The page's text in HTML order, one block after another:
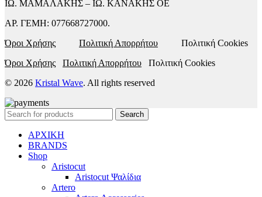
ΙΩ. ΜΑΜΑΛΑΚΗΣ – ΙΩ. ΚΑΝΑΚΗΣ ΟΕ
ΑΡ. ΓΕΜΗ: 077668727000.
Όροι Χρήσης
Πολιτική Απορρήτου Πολιτική Cookies
Όροι Χρήσης
Πολιτική Απορρήτου Πολιτική Cookies
© 2026 Kristal Wave. All rights reserved
Search
ΑΡΧΙΚΗ
BRANDS
Shop
Aristocut
Aristocut Ψαλίδια
Artero